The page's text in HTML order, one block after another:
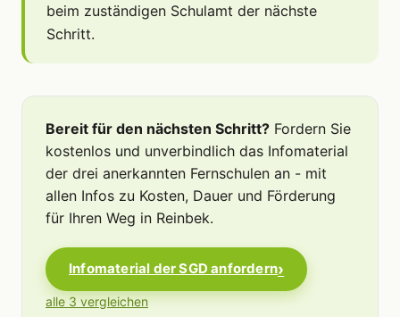
beim zuständigen Schulamt der nächste
Schritt.
Bereit für den nächsten Schritt? Fordern Sie
kostenlos und unverbindlich das Infomaterial
der drei anerkannten Fernschulen an - mit
allen Infos zu Kosten, Dauer und Förderung
für Ihren Weg in Reinbek.
Infomaterial der SGD anfordern
alle 3 vergleichen